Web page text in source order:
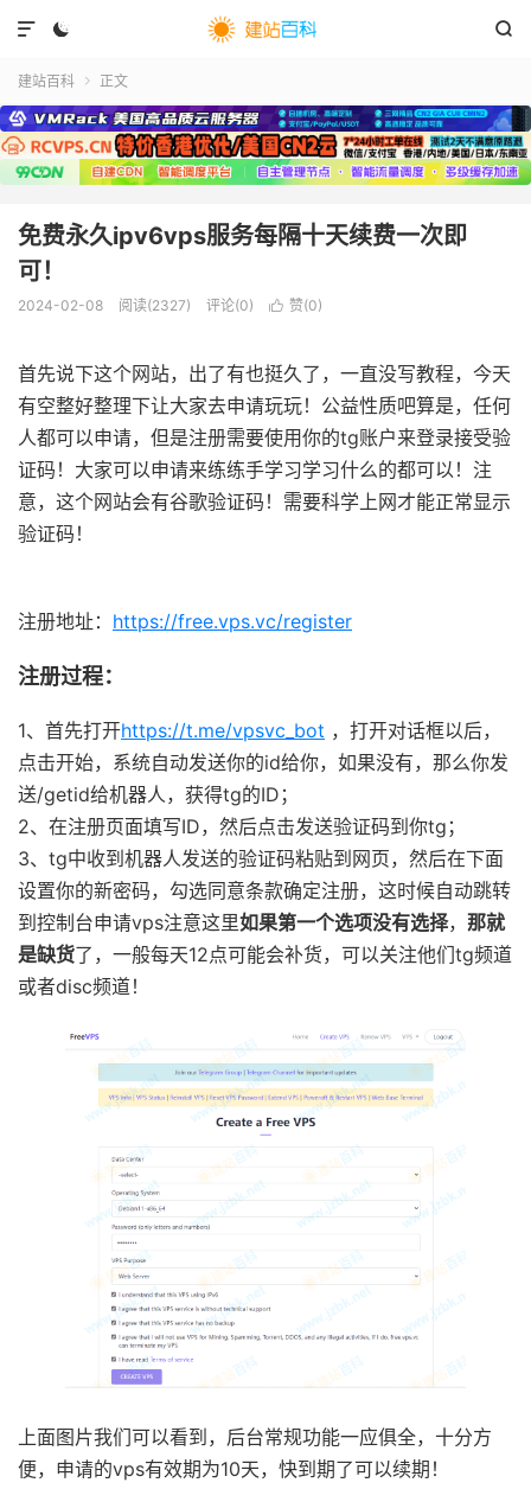
 

建站百科  正文
免费永久ipv6vps服务每隔十天续费一次即
可！
2024-02-08 阅读(2327) 评论(0)  赞(0)
首先说下这个网站，出了有也挺久了，一直没写教程，今天
有空整好整理下让大家去申请玩玩！公益性质吧算是，任何
人都可以申请，但是注册需要使用你的tg账户来登录接受验
证码！大家可以申请来练练手学习学习什么的都可以！注
意，这个网站会有谷歌验证码！需要科学上网才能正常显示
验证码！
注册地址： https://free.vps.vc/register
注册过程：
1、首先打开https://t.me/vpsvc_bot ，打开对话框以后，
点击开始，系统自动发送你的id给你，如果没有，那么你发
送/getid给机器人，获得tg的ID；
2、在注册页面填写ID，然后点击发送验证码到你tg；
3、tg中收到机器人发送的验证码粘贴到网页，然后在下面
设置你的新密码，勾选同意条款确定注册，这时候自动跳转
到控制台申请vps注意这里如果第一个选项没有选择， 那就
是缺货了，一般每天12点可能会补货，可以关注他们tg频道
或者disc频道！
上面图片我们可以看到，后台常规功能一应俱全，十分方
便，申请的vps有效期为10天，快到期了可以续期！